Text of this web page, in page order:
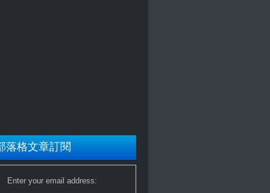
落格文章訂閱
Enter your email address: